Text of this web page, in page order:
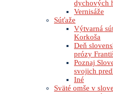
dychových
Vernisáže
Súťaže
Výtvarná
Korkoša
Deň
prózy
Poznaj
svojich
Iné
Sväté omše v